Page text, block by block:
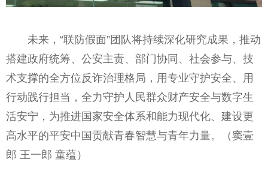
未来，“联防假面”团队将持续深化研究成果，推动
搭建政府统筹、公安主责、部门协同、社会参与、技
术支撑的全方位反诈治理格局，用专业守护安全、用
行动践行担当，全力守护人民群众财产安全与数字生
活安宁，为推进国家安全体系和能力现代化、建设更
高水平的平安中国贡献青春智慧与青年力量。（窦壹
郎 王一郎 童蕴）